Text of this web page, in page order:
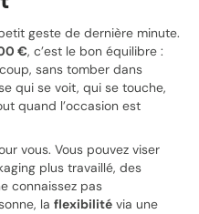
geste de dernière minute.
€, c’est le bon équilibre :
sans tomber dans
qui se voit, qui se touche,
quand l’occasion est
vous. Vous pouvez viser
plus travaillé, des
connaissez pas
la flexibilité via une